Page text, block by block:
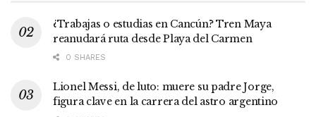
¿Trabajas o estudias en Cancún? Tren Maya
reanudará ruta desde Playa del Carmen
0 SHARES
Lionel Messi, de luto: muere su padre Jorge,
figura clave en la carrera del astro argentino